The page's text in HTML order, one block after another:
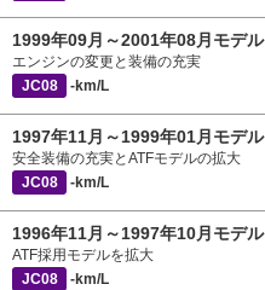
1999年09月～2001年08月モデル
エンジンの変更と装備の充実
JC08
-km/L
1997年11月～1999年01月モデル
安全装備の充実とATFモデルの拡大
JC08
-km/L
1996年11月～1997年10月モデル
ATF採用モデルを拡大
JC08
-km/L